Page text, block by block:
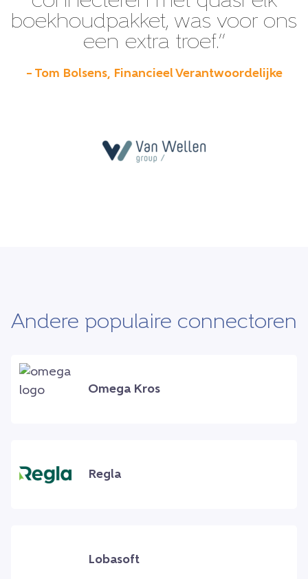
boekhoudpakket, was voor ons
een extra troef.”
– Tom Bolsens, Financieel Verantwoordelijke
Andere populaire connectoren
Omega Kros
Regla
Lobasoft